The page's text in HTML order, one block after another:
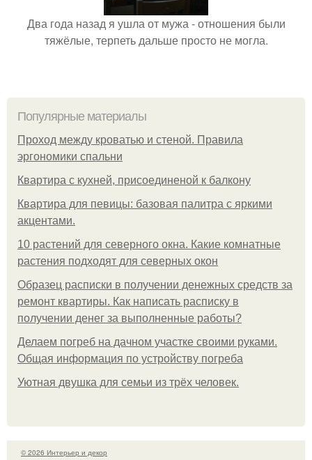
Два года назад я ушла от мужа - отношения были
тяжёлые, терпеть дальше просто не могла.
Популярные материалы
Проход между кроватью и стеной. Правила
эргономики спальни
Квартира с кухней, присоединеной к балкону
Квартира для певицы: базовая палитра с яркими
акцентами.
10 растений для северного окна. Какие комнатные
растения подходят для северных окон
Образец расписки в получении денежных средств за
ремонт квартиры. Как написать расписку в
получении денег за выполненные работы?
Делаем погреб на дачном участке своими руками.
Общая информация по устройству погреба
Уютная двушка для семьи из трёх человек.
© 2026 Интерьер и декор